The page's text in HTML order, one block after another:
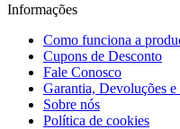
Informações
Como funciona a
Cupons de Desconto
Fale Conosco
Garantia, Devoluções
Sobre nós
Política de cookies